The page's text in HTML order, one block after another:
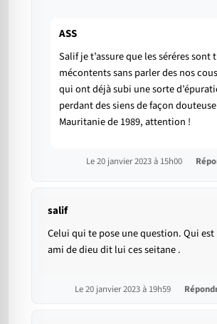
ASS
Salif je t’assure que les séréres sont
mécontents sans parler des nos
qui ont déjà subi une sorte
perdant des siens de façon
Mauritanie de 1989, attention !
Le 20 janvier 2023 à 15h00
salif
Celui qui te pose une question. Qui
ami de dieu dit lui ces seitane .
Le 20 janvier 2023 à 19h59